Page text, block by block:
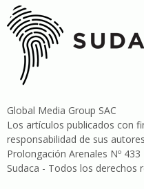
Global Media Group SAC
Los artículos publicados con
responsabilidad de sus
Prolongación Arenales Nº 433
Sudaca - Todos los derechos